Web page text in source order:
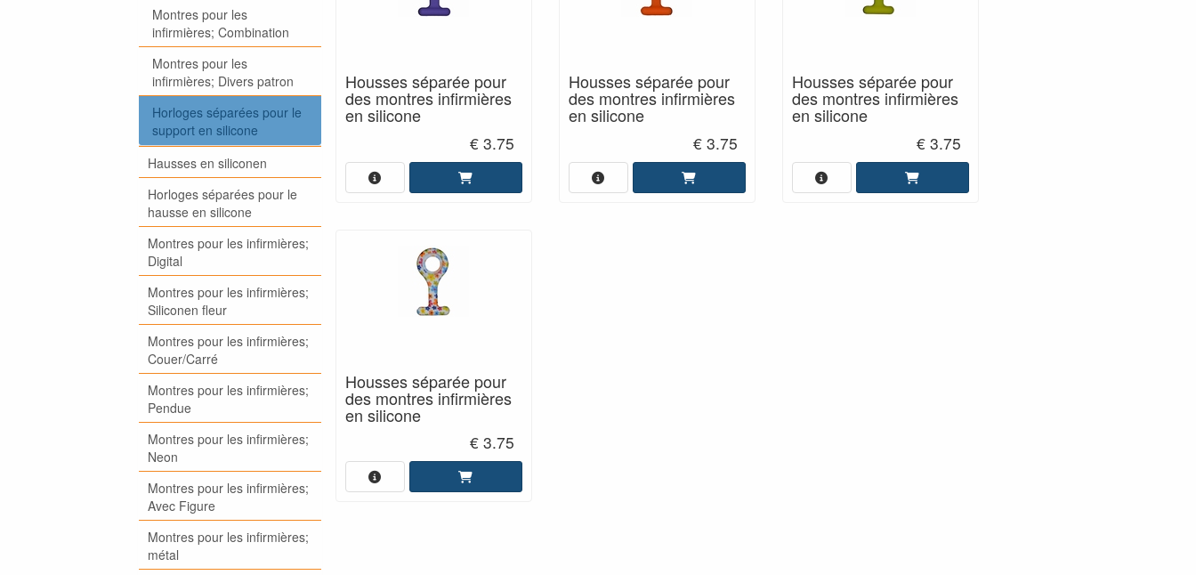
Montres pour les
infirmières; Combination
Montres pour les
infirmières; Divers patron
Horloges séparées pour le
support en silicone
Hausses en siliconen
Horloges séparées pour le
hausse en silicone
Montres pour les infirmières;
Digital
Montres pour les infirmières;
Siliconen fleur
Montres pour les infirmières;
Couer/Carré
Montres pour les infirmières;
Pendue
Montres pour les infirmières;
Neon
Montres pour les infirmières;
Avec Figure
Montres pour les infirmières;
métal
Housses séparée pour
des montres infirmières
en silicone
€ 3.75
Housses séparée pour
des montres infirmières
en silicone
€ 3.75
Housses séparée pour
des montres infirmières
en silicone
€ 3.75
Housses séparée pour
des montres infirmières
en silicone
€ 3.75